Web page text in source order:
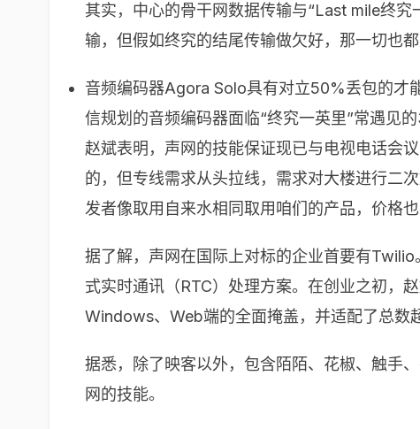
其实，中心的骨干网数据传输与“Last mile终
输，但假如终究的结尾传输做欠好，那一切也
音频编码器Agora Solo具有对立50%丢包的才
信规划的音频编码器面临“终究一英里”常遇见
赵斌表明，声网的技能保证现已与电视电话会
的，但专线需求从头拉线，需求对大楼进行二
发者像取用自来水相同取用咱们的产品，价格
据了解，声网在国际上对标的企业首要有
式实时通讯（RTC）处理方案。在创业之初，
Windows、Web端的全面掩盖，并适配了总数
据悉，除了映客以外，包含陌陌、花椒、触手
网的技能。